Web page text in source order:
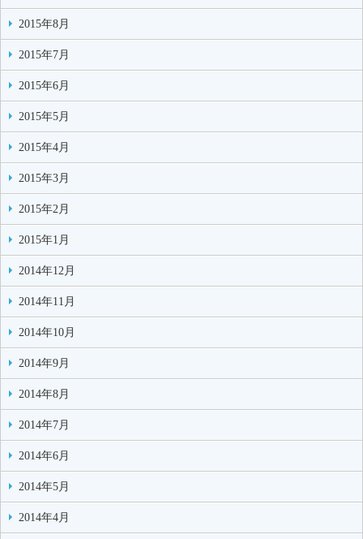
2015年8月
2015年7月
2015年6月
2015年5月
2015年4月
2015年3月
2015年2月
2015年1月
2014年12月
2014年11月
2014年10月
2014年9月
2014年8月
2014年7月
2014年6月
2014年5月
2014年4月